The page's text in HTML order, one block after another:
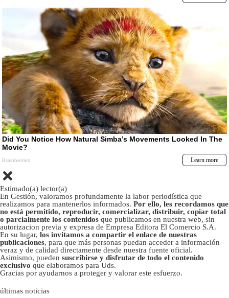
Estimado(a) lector(a)
En Gestión, valoramos profundamente la labor periodística que
realizamos para mantenerlos informados. Por ello, les recordamos que
no está permitido, reproducir, comercializar, distribuir, copiar total
o parcialmente los contenidos que publicamos en nuestra web, sin
autorizacion previa y expresa de Empresa Editora El Comercio S.A.
En su lugar, los invitamos a compartir el enlace de nuestras
publicaciones, para que más personas puedan acceder a información
veraz y de calidad directamente desde nuestra fuente oficial.
Asimismo, pueden suscribirse y disfrutar de todo el contenido
exclusivo que elaboramos para Uds.
Gracias por ayudarnos a proteger y valorar este esfuerzo.
últimas noticias